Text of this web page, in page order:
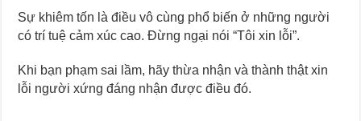
Sự khiêm tốn là điều vô cùng phổ biến ở những người
có trí tuệ cảm xúc cao. Đừng ngại nói “Tôi xin lỗi”.
Khi bạn phạm sai lầm, hãy thừa nhận và thành thật xin
lỗi người xứng đáng nhận được điều đó.